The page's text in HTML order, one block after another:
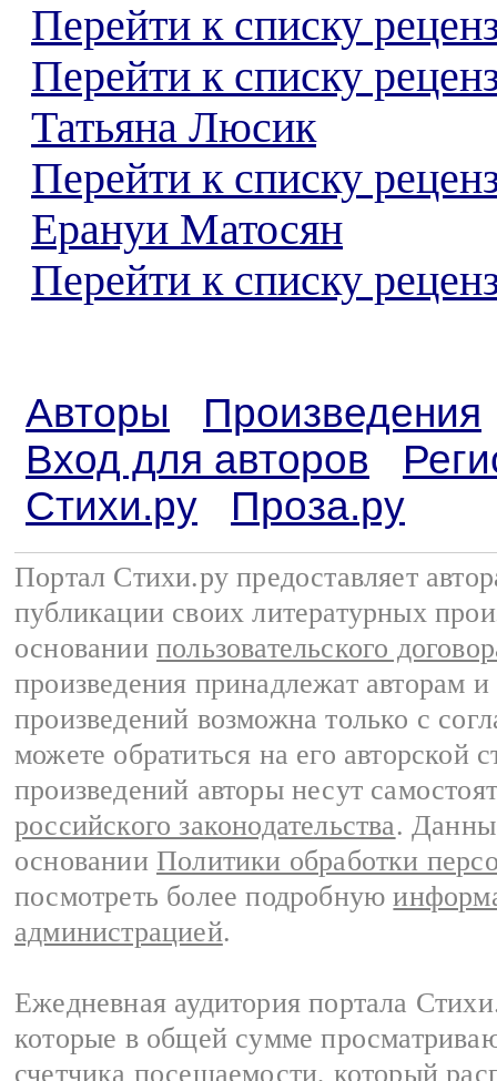
Перейти к списку
Перейти к списку
Татьяна Люсик
Перейти к списку
Ерануи Матосян
Перейти к списку
Авторы
Произведения
Вход для авторов
Стихи.ру
Проза.ру
Портал Стихи.ру предоставляет
публикации своих литературных
основании пользовательского
произведения принадлежат авторам
произведений возможна только с
можете обратиться на его авторской
произведений авторы несут
российского законодательства.
основании Политики обработки
посмотреть более подробную
администрацией.
Ежедневная аудитория портала
которые в общей сумме
счетчика посещаемости, который